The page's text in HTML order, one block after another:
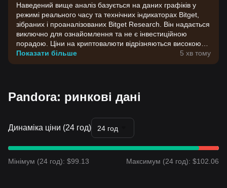
Наведений вище аналіз базується на даних графіків у
режимі реального часу та технічних індикаторах Bitget,
зібраних і проаналізованих Bitget Research. Він надається
виключно для ознайомлення та не є інвестиційною
порадою. Ціни на криптовалюти відрізняються високою
волатильністю. Приймайте інвестиційні рішення,
враховуючи власну готовність до ризику.
Показати більше 5 хв тому
Pandora: ринкові дані
Динаміка ціни (24 год) 24 год
Мінімум (24 год): $99.13 Максимум (24 год): $102.06